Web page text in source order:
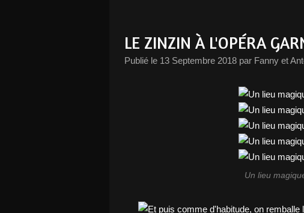
LE ZINZIN À L'OPÉRA
Publié le 13 Septembre 2018 par Fanny et
Un lieu